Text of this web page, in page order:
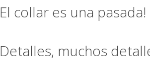
El collar es una pasada!
Detalles, muchos